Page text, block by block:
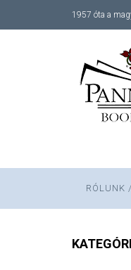
1957 óta a
RÓLUNK